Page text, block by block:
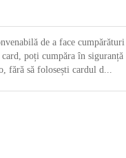
de a face cumpărături
poți cumpăra în siguranță
fără să folosești cardul d...